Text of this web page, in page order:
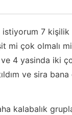
istiyorum 7
mi çok olmalı
4 yasinda iki
ve sira
kalabalık